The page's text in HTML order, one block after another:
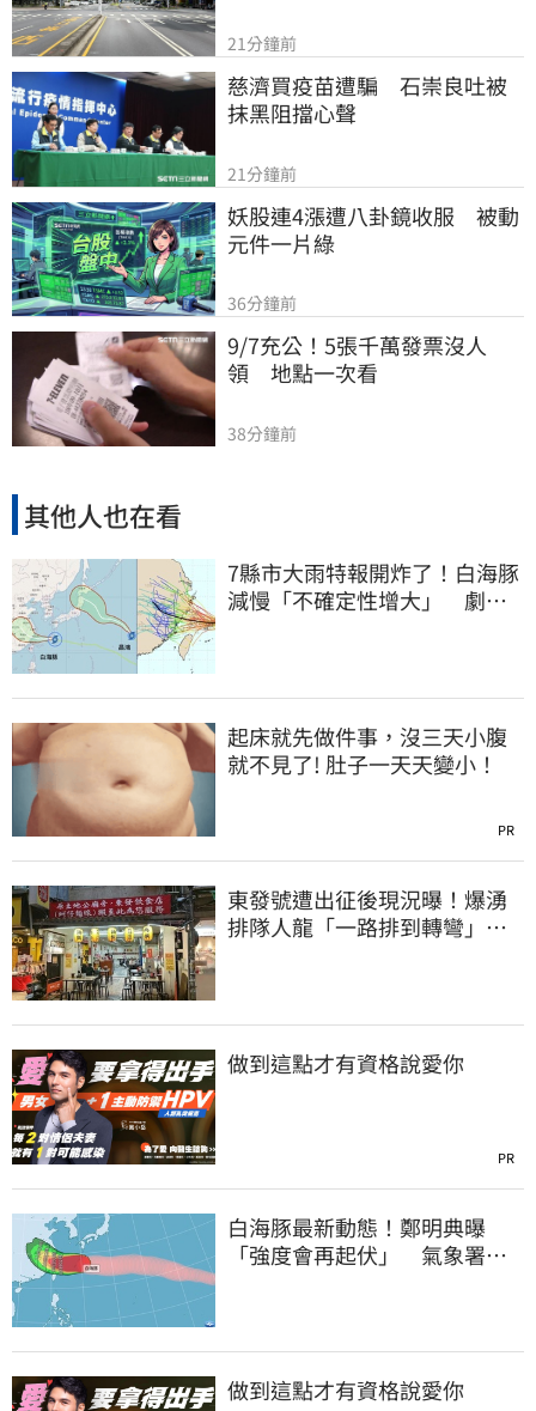
21分鐘前
慈濟買疫苗遭騙　石崇良吐被
抹黑阻擋心聲
21分鐘前
妖股連4漲遭八卦鏡收服　被動
元件一片綠
36分鐘前
9/7充公！5張千萬發票沒人
領　地點一次看
38分鐘前
其他人也在看
7縣市大雨特報開炸了！白海豚
減慢「不確定性增大」 劇烈
起床就先做件事，沒三天小腹
就不見了! 肚子一天天變小！
PR
東發號遭出征後現況曝！爆湧
排隊人龍「一路排到轉彎」
做到這點才有資格說愛你
PR
白海豚最新動態！鄭明典曝
「強度會再起伏」 氣象署：
做到這點才有資格說愛你